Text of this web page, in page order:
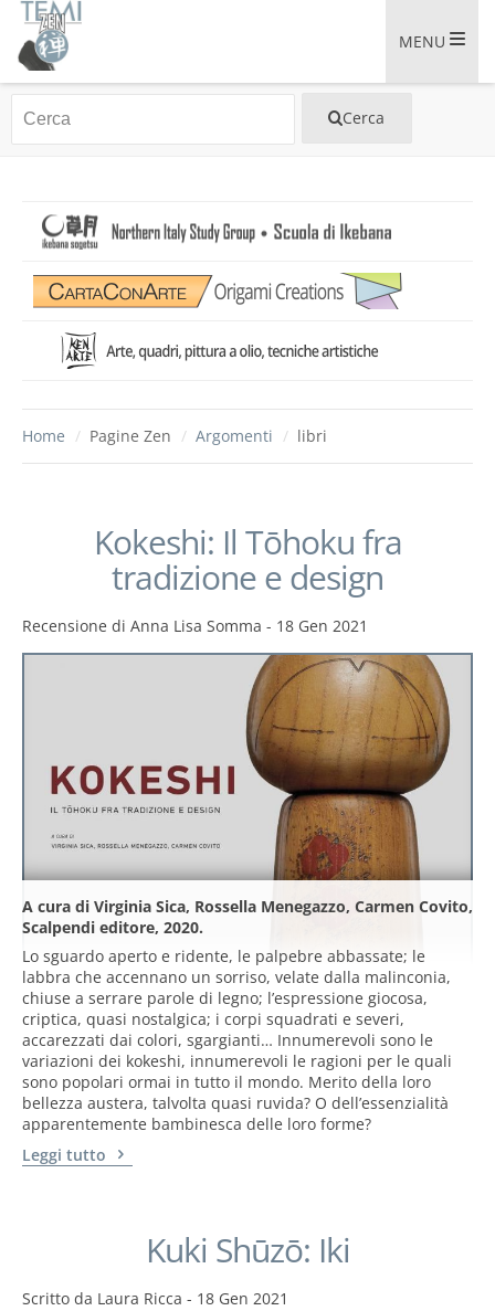
MENU
Home / Pagine Zen / Argomenti / libri
Kokeshi: Il Tōhoku fra
tradizione e design
Recensione di Anna Lisa Somma - 18 Gen 2021
A cura di Virginia Sica, Rossella Menegazzo, Carmen Covito,
Scalpendi editore, 2020.
Lo sguardo aperto e ridente, le palpebre abbassate; le
labbra che accennano un sorriso, velate dalla malinconia,
chiuse a serrare parole di legno; l’espressione giocosa,
criptica, quasi nostalgica; i corpi squadrati e severi,
accarezzati dai colori, sgargianti… Innumerevoli sono le
variazioni dei kokeshi, innumerevoli le ragioni per le quali
sono popolari ormai in tutto il mondo. Merito della loro
bellezza austera, talvolta quasi ruvida? O dell’essenzialità
apparentemente bambinesca delle loro forme?
Leggi tutto
Kuki Shūzō: Iki
Scritto da Laura Ricca - 18 Gen 2021